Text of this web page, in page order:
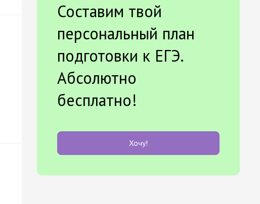
Составим твой
персональный план
подготовки к ЕГЭ.
Абсолютно
бесплатно!
Хочу!